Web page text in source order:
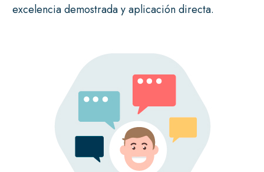
excelencia demostrada y aplicación directa.